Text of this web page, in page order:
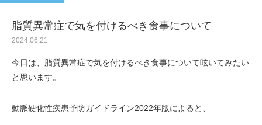
一般内科 胃内視
脂質異常症で気を付けるべき食事について
2024.06.21
今日は、脂質異常症で気を付けるべき食事について呟いてみたい
と思います。
動脈硬化性疾患予防ガイドライン2022年版によると、